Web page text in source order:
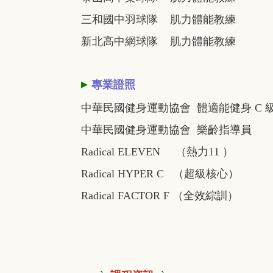
三和國中羽球隊 肌力體能教練
新北高中網球隊 肌力體能教練
▸ 專業證照
中華民國健身運動協會 體適能健身 C
中華民國健身運動協會 樂齡指導員
Radical ELEVEN （熱力11 ）
Radical HYPER C （超級核心）
Radical FACTOR F （全效綜訓）